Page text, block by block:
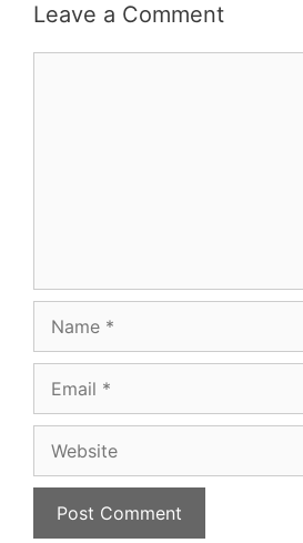
Leave a Comment